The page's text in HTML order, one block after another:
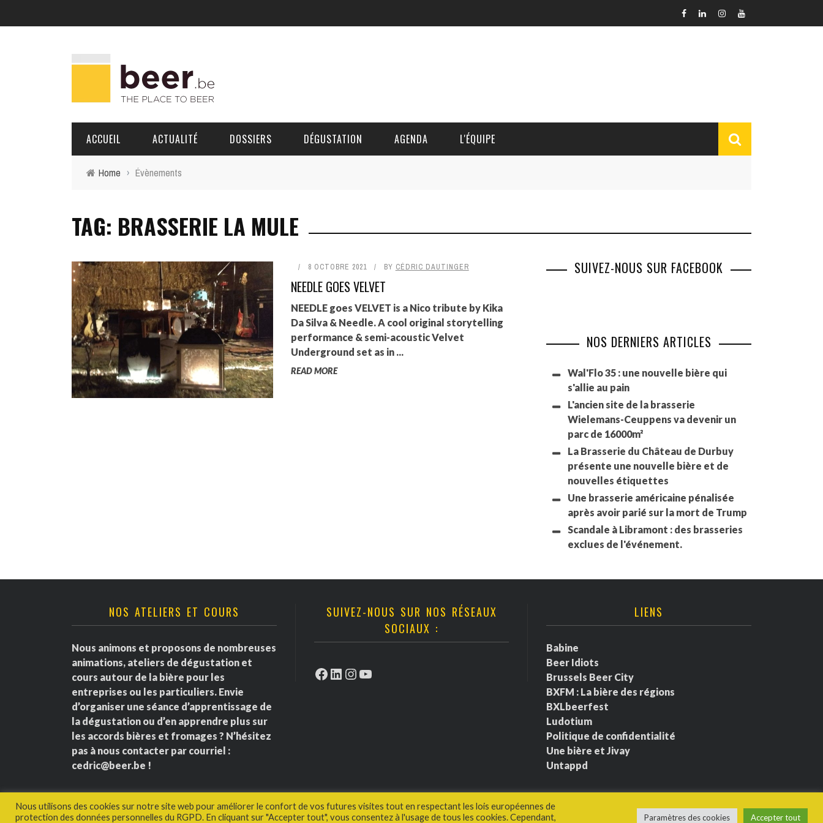
ACCUEIL ACTUALITÉ DOSSIERS
PORTRAITS
DÉGUSTATION AGENDA L'ÉQUIPE
HÉLÈNE SPITAELS
JEREMY KUPROWSKI
Home › Évènements
TAG: BRASSERIE LA MULE
8 OCTOBRE 2021 BY CÉDRIC DAUTINGER
NEEDLE GOES VELVET
NEEDLE goes VELVET is a Nico tribute by Kika
Da Silva & Needle. A cool original storytelling
performance & semi-acoustic Velvet
Underground set as in ...
READ MORE
SUIVEZ-NOUS SUR FACEBOOK
NOS DERNIERS ARTICLES
Wal'Flo 35 : une nouvelle bière qui
s'allie au pain
L'ancien site de la brasserie
Wielemans-Ceuppens va devenir un
parc de 16000m²
La Brasserie du Château de Durbuy
présente une nouvelle bière et de
nouvelles étiquettes
Une brasserie américaine pénalisée
après avoir parié sur la mort de Trump
Scandale à Libramont : des brasseries
exclues de l'événement.
NOS ATELIERS ET COURS
Nous animons et proposons de nombreuses
animations, ateliers de dégustation et
cours autour de la bière pour les
entreprises ou les particuliers. Envie
d’organiser une séance d’apprentissage de
la dégustation ou d’en apprendre plus sur
les accords bières et fromages ? N’hésitez
pas à nous contacter par courriel :
cedric@beer.be !
SUIVEZ-NOUS SUR NOS RÉSEAUX
SOCIAUX :
Facebook
LinkedIn
Instagram
YouTube
LIENS
Babine
Beer Idiots
Brussels Beer City
BXFM : La bière des régions
BXLbeerfest
Ludotium
Politique de confidentialité
Une bière et Jivay
Untappd
Nous utilisons des cookies sur notre site web pour améliorer le confort de vos futures visites tout en respectant les lois européennes de
protection des données personnelles du RGPD. En cliquant sur "Accepter tout", vous consentez à l'usage de tous les cookies. Cependant,
Paramètres des cookies Accepter tout